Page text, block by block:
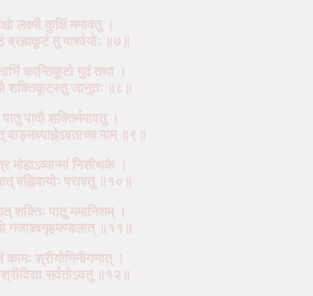
लक्ष्मी कुक्षिं ममावतु ।
ब्रह्मकूटं तु पार्श्वयोः ॥७॥
कान्तिकूटो गुदं तथा ।
शक्तिकूटस्तु जानुतः ॥८॥
पादौ शक्तिर्ममावतु ।
वाङ्मध्याह्नेऽवताच्च माम् ॥९॥
मोहाऽव्यान्मां निशीथके ।
वह्निवायोः परावतु ॥१०॥
शक्तिः पातु ममानिशम् ।
गजाश्वगृहमण्डलात् ॥११॥
श्रीयोगिनीगणात् ।
सर्वतोऽवतु ॥१२॥